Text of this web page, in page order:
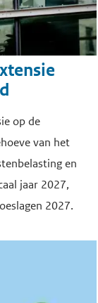
op de
van het
en
jaar 2027,
2027.